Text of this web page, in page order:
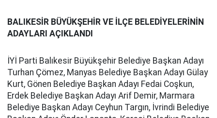
BALIKESİR BÜYÜKŞEHİR VE İLÇE BELEDİYELERİNİN
ADAYLARI AÇIKLANDI
İYİ Parti Balıkesir Büyükşehir Belediye Başkan Adayı
Turhan Çömez, Manyas Belediye Başkan Adayı Gülay
Kurt, Gönen Belediye Başkan Adayı Fedai Coşkun,
Erdek Belediye Başkan Adayı Arif Demir, Marmara
Belediye Başkan Adayı Ceyhun Targın, İvrindi Belediye